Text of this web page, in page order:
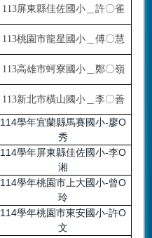
113屏東縣佳佐國小＿許〇雀
113桃園市龍星國小＿傅〇慧
113高雄市蚵寮國⼩＿鄭〇嶺
113新北市橫山國小＿李〇善
114學年宜蘭縣馬賽國小-廖O
秀
114學年屏東縣佳佐國小-李O
湘
114學年桃園市上大國小-曾O
玲
114學年桃園市東安國小-許O
文